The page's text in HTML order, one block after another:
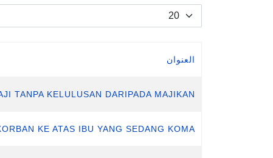
عدد الإظهارات:
العنوان
TANPA KELULUSAN DARIPADA MAJIKAN
KE ATAS IBU YANG SEDANG KOMA